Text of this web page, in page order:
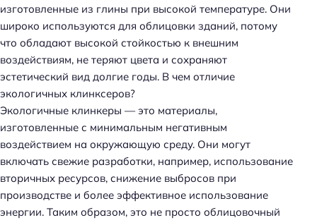
изготовленные из глины при высокой температуре. Они
широко используются для облицовки зданий, потому
что обладают высокой стойкостью к внешним
воздействиям, не теряют цвета и сохраняют
эстетический вид долгие годы. В чем отличие
экологичных клинксеров?
Экологичные клинкеры — это материалы,
изготовленные с минимальным негативным
воздействием на окружающую среду. Они могут
включать свежие разработки, например, использование
вторичных ресурсов, снижение выбросов при
производстве и более эффективное использование
энергии. Таким образом, это не просто облицовочный